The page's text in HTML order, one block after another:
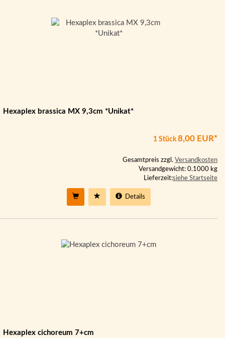
Hexaplex brassica MX 9,3cm *Unikat*
1 Stück8,00 EUR*
Gesamtpreis zzgl. Versandkosten
Versandgewicht: 0.1000 kg
Lieferzeit:siehe Startseite
Details
Hexaplex cichoreum 7+cm